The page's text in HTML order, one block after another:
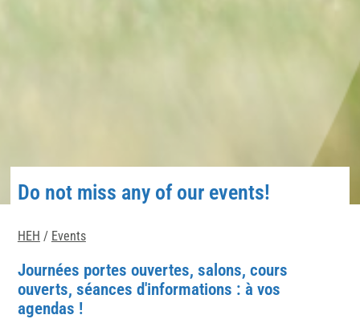
Do not miss any of our events!
HEH / Events
Journées portes ouvertes, salons, cours
ouverts, séances d'informations : à vos
agendas !